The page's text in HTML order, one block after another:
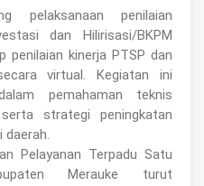
pelaksanaan penilaian
dan Hilirisasi/BKPM
penilaian kinerja PTSP dan
virtual. Kegiatan ini
pemahaman teknis
strategi peningkatan
daerah.
Pelayanan Terpadu Satu
Merauke turut